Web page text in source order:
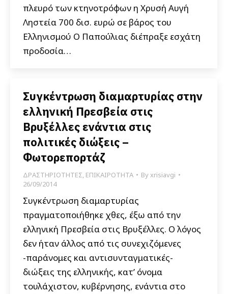
πλευρό των κτηνοτρόφων η Χρυσή Αυγή
Ληστεία 700 δισ. ευρώ σε βάρος του
Ελληνισμού Ο Παπούλιας διέπραξε εσχάτη
προδοσία…
Συγκέντρωση διαμαρτυρίας στην
ελληνική Πρεσβεία στις
Βρυξέλλες ενάντια στις
πολιτικές διώξεις –
Φωτορεπορτάζ
ΔΡΑΣΤΗΡΙΟΤΗΤΕΣ, ΕΠΙΚΑΙΡΟΤΗΤΑ Byxrisiavgi
26/09/2014
Συγκέντρωση διαμαρτυρίας
πραγματοποιήθηκε χθες, έξω από την
ελληνική Πρεσβεία στις Βρυξέλλες. Ο λόγος
δεν ήταν άλλος από τις συνεχιζόμενες
-παράνομες και αντισυνταγματικές-
διώξεις της ελληνικής, κατ’ όνομα
τουλάχιστον, κυβέρνησης, ενάντια στο